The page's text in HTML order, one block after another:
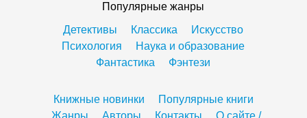
Популярные жанры
Детективы
Классика
Искусство
Психология
Наука и образование
Фантастика
Фэнтези
Книжные новинки
Популярные книги
Жанры
Авторы Контакты О сайте /